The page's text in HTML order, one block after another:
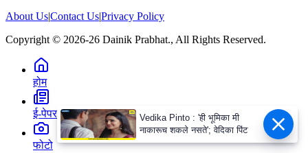
About Us|Contact Us|Privacy Policy
Copyright © 2026-26 Dainik Prabhat., All Rights Reserved.
होम
ई-पेपर
फोटो
Vedika Pinto : 'ही भूमिका मी
नाकारूच शकले नसते'; वेदिका पिंट